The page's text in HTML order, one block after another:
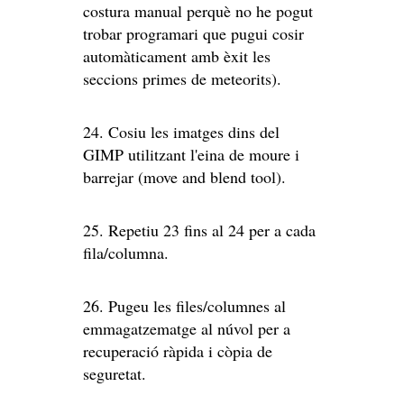
costura manual perquè no he pogut
trobar programari que pugui cosir
automàticament amb èxit les
seccions primes de meteorits).
24. Cosiu les imatges dins del
GIMP utilitzant l'eina de moure i
barrejar (move and blend tool).
25. Repetiu 23 fins al 24 per a cada
fila/columna.
26. Pugeu les files/columnes al
emmagatzematge al núvol per a
recuperació ràpida i còpia de
seguretat.